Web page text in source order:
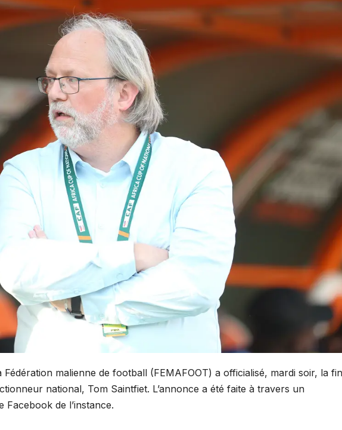
Fédération malienne de football (FEMAFOOT) a officialisé, mardi soir, la
national, Tom Saintfiet. L’annonce a été faite à travers un
de l’instance.